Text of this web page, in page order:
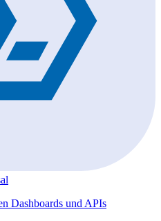
Dashboards und APIs